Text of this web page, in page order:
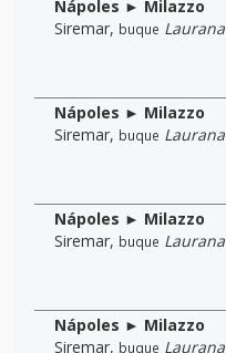
Nápoles ► Milazzo
Siremar, buque Laurana
Nápoles ► Milazzo
Siremar, buque Laurana
Nápoles ► Milazzo
Siremar, buque Laurana
Nápoles ► Milazzo
Siremar, buque Laurana